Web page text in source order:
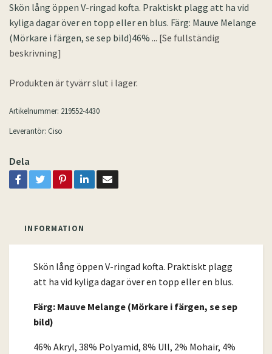
Skön lång öppen V-ringad kofta. Praktiskt plagg att ha vid
kyliga dagar över en topp eller en blus. Färg: Mauve Melange
(Mörkare i färgen, se sep bild)46% ... [Se fullständig
beskrivning]
Produkten är tyvärr slut i lager.
Artikelnummer: 219552-4430
Leverantör: Ciso
Dela
INFORMATION
Skön lång öppen V-ringad kofta. Praktiskt plagg
att ha vid kyliga dagar över en topp eller en blus.
Färg: Mauve Melange (Mörkare i färgen, se sep
bild)
46% Akryl, 38% Polyamid, 8% Ull, 2% Mohair, 4%